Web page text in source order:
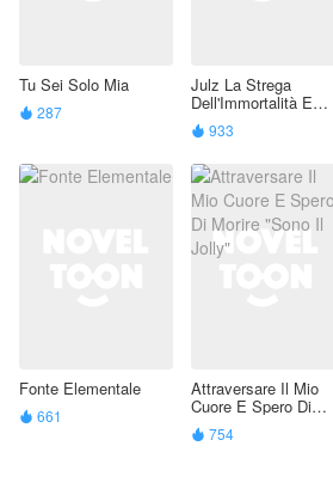
Tu Sei Solo Mia
 287
Julz La Strega
Dell'Immortalità E
Dell'Eterna
Giovinezza
 933
Fonte Elementale
 661
Attraversare Il Mio
Cuore E Spero Di
Morire "Sono Il Jolly"
 754